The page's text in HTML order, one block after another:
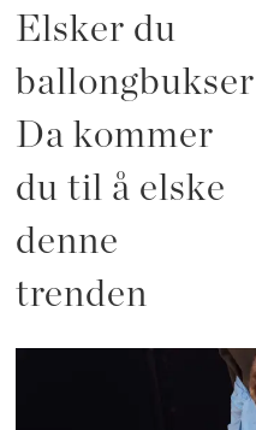
Elsker du
ballongbukser?
Da kommer
du til å elske
denne
trenden